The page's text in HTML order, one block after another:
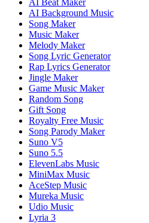
AI Background Music
Song Maker
Music Maker
Melody Maker
Song Lyric Generator
Rap Lyrics Generator
Jingle Maker
Game Music Maker
Random Song
Gift Song
Royalty Free Music
Song Parody Maker
Suno V5
Suno 5.5
ElevenLabs Music
MiniMax Music
AceStep Music
Mureka Music
Udio Music
Lyria 3